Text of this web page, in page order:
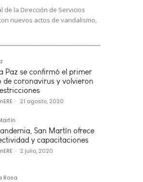
de la Dirección de Servicios
nuevos actos de vandalismo,
Paz se confirmó el primer
de coronavirus y volvieron
- 21 agosto, 2020
San Martín ofrece
y capacitaciones
- 2 julio, 2020
Rosa